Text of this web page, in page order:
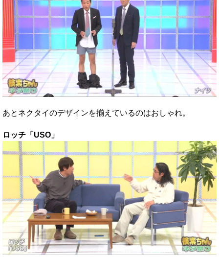
あとネクタイのデザインを揃えているのはおしゃれ。
ロッチ「USO」